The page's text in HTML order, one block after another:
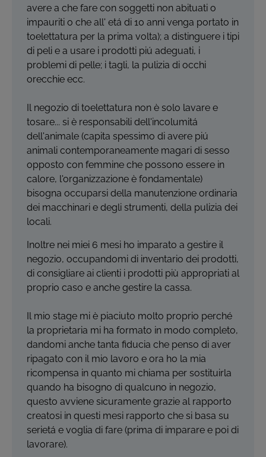
avere a che fare con soggetti non abituati o
impauriti o che all' etá di 10 anni venga portato in
toelettatura per la prima volta); a distinguere i tipi
di peli e a usare i prodotti piú adeguati, i
problemi di pelle; i tagli, la pulizia di occhi
orecchie ecc.
Il negozio di toelettatura non è solo lavare e
tosare... si è responsabili dell'incolumitá
dell'animale (capita spessimo di avere piú
animali contemporaneamente magari di sesso
opposto con femmine che possono essere in
calore, l'organizzazione è fondamentale)
bisogna occuparsi della manutenzione ordinaria
dei macchinari e degli strumenti, della pulizia dei
locali.
Inoltre nei miei 6 mesi ho imparato a gestire il
negozio, occupandomi di inventario dei prodotti,
di consigliare ai clienti i prodotti più appropriati al
proprio caso e anche gestire la cassa.
Il mio stage mi è piaciuto molto proprio perché
la proprietaria mi ha formato in modo completo,
dandomi anche tanta fiducia che penso di aver
ripagato con il mio lavoro e ora ho la mia
ricompensa in quanto mi chiama per sostituirla
quando ha bisogno di qualcuno in negozio,
questo avviene sicuramente grazie al rapporto
creatosi in questi mesi rapporto che si basa su
serietá e voglia di fare (prima di imparare e poi di
lavorare).